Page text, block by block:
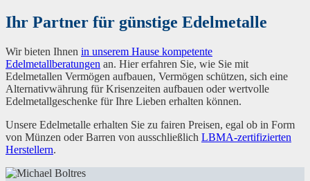
Ihr Partner für günstige Edelmetalle
Wir bieten Ihnen in unserem Hause kompetente
Edelmetallberatungen an. Hier erfahren Sie, wie Sie mit
Edelmetallen Vermögen aufbauen, Vermögen schützen, sich eine
Alternativwährung für Krisenzeiten aufbauen oder wertvolle
Edelmetallgeschenke für Ihre Lieben erhalten können.
Unsere Edelmetalle erhalten Sie zu fairen Preisen, egal ob in Form
von Münzen oder Barren von ausschließlich LBMA-zertifizierten
Herstellern.